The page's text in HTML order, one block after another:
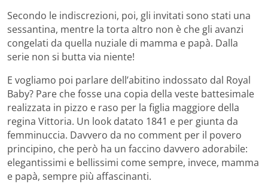
Secondo le indiscrezioni, poi, gli invitati sono stati una
sessantina, mentre la torta altro non è che gli avanzi
congelati da quella nuziale di mamma e papà. Dalla
serie non si butta via niente!
E vogliamo poi parlare dell’abitino indossato dal Royal
Baby? Pare che fosse una copia della veste battesimale
realizzata in pizzo e raso per la figlia maggiore della
regina Vittoria. Un look datato 1841 e per giunta da
femminuccia. Davvero da no comment per il povero
principino, che però ha un faccino davvero adorabile:
elegantissimi e bellissimi come sempre, invece, mamma
e papà, sempre più affascinanti.